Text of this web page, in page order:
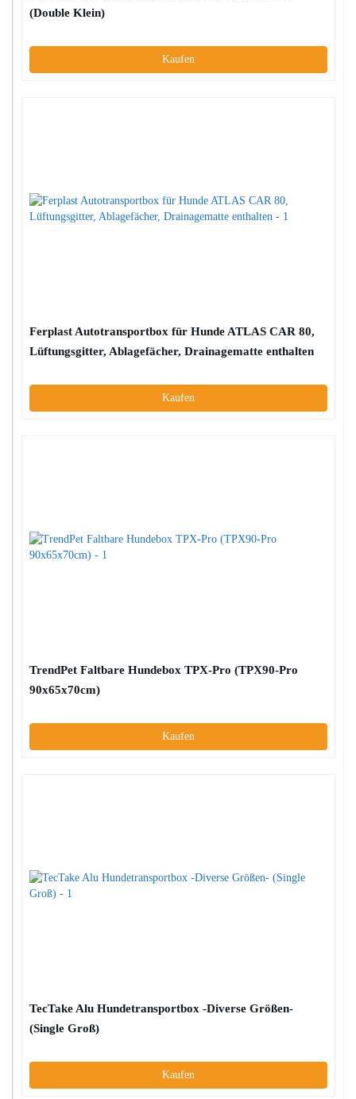
(Double Klein)
Kaufen
Ferplast Autotransportbox für Hunde ATLAS CAR 80,
Lüftungsgitter, Ablagefächer, Drainagematte enthalten
Kaufen
TrendPet Faltbare Hundebox TPX-Pro (TPX90-Pro
90x65x70cm)
Kaufen
TecTake Alu Hundetransportbox -Diverse Größen-
(Single Groß)
Kaufen